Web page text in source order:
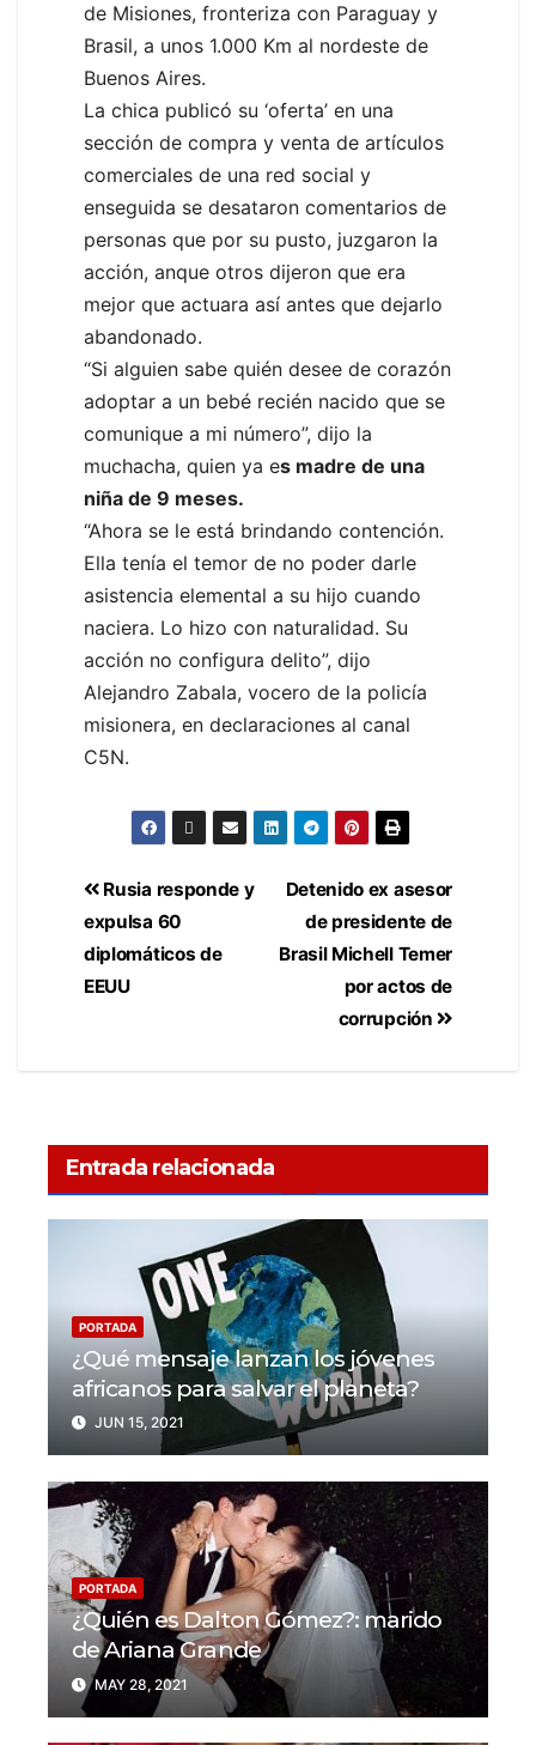
de Misiones, fronteriza con Paraguay y
Brasil, a unos 1.000 Km al nordeste de
Buenos Aires.
La chica publicó su ‘oferta’ en una
sección de compra y venta de artículos
comerciales de una red social y
enseguida se desataron comentarios de
personas que por su pusto, juzgaron la
acción, anque otros dijeron que era
mejor que actuara así antes que dejarlo
abandonado.
“Si alguien sabe quién desee de corazón
adoptar a un bebé recién nacido que se
comunique a mi número”, dijo la
muchacha, quien ya es madre de una
niña de 9 meses.
“Ahora se le está brindando contención.
Ella tenía el temor de no poder darle
asistencia elemental a su hijo cuando
naciera. Lo hizo con naturalidad. Su
acción no configura delito”, dijo
Alejandro Zabala, vocero de la policía
misionera, en declaraciones al canal
C5N.
Detenido ex asesor
de presidente de
Brasil Michell Temer
por actos de
corrupción
Rusia responde y
expulsa 60
diplomáticos de
EEUU
Entrada relacionada
PORTADA
¿Qué mensaje lanzan los jóvenes
africanos para salvar el planeta?
JUN 15, 2021
PORTADA
¿Quién es Dalton Gómez?: marido
de Ariana Grande
MAY 28, 2021